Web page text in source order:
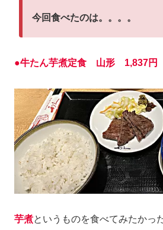
今回食べたのは。。。。
●牛たん芋煮定食 山形 1,837円
芋煮というものを食べてみたかった